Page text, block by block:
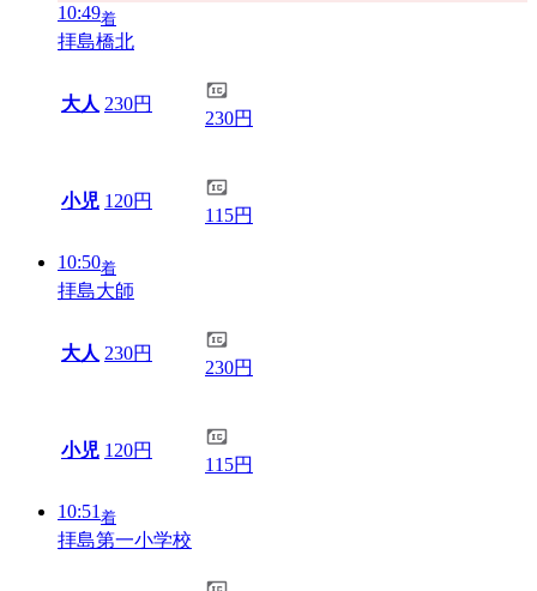
10:49着
拝島橋北
大人 230円
230円
小児 120円
115円
10:50着
拝島大師
大人 230円
230円
小児 120円
115円
10:51 着
拝島第一小学校